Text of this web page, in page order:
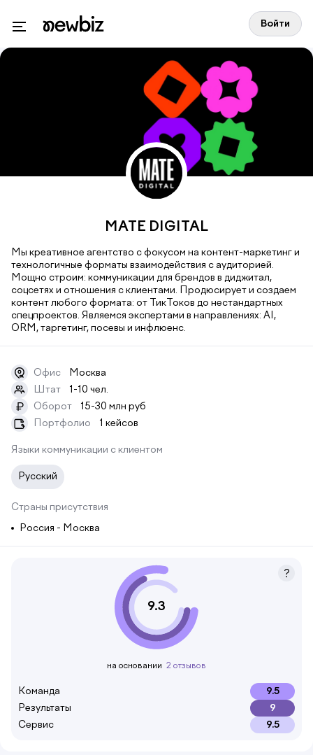
Войти
MATE DIGITAL
Мы креативное агентство с фокусом на контент-маркетинг и
технологичные форматы взаимодействия с аудиторией.
Мощно строим: коммуникации для брендов в диджитал,
соцсетях и отношения с клиентами. Продюсирует и создаем
контент любого формата: от ТикТоков до нестандартных
спецпроектов. Являемся экспертами в направлениях: AI,
ORM, таргетинг, посевы и инфлюенс.
Офис
Москва
Штат
1-10 чел.
₽ Оборот
15-30 млн руб
Портфолио
1 кейсов
Языки коммуникации с клиентом
Русский
Страны присутствия
Россия - Москва
9.3
на основании 2 отзывов
Команда
9.5
Результаты
9
Сервис
9.5